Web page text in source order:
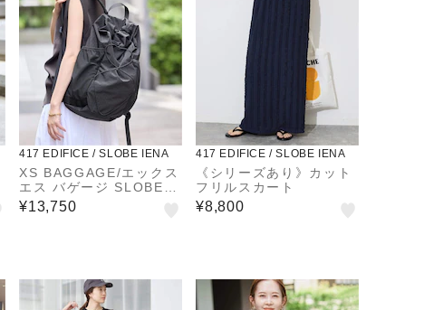
417 EDIFICE / SLOBE IENA
XS BAGGAGE/エックス
エス バゲージ SLOBE別
注 リュック
¥13,750
417 EDIFICE / SLOBE IENA
《シリーズあり》カット
フリルスカート
¥8,800